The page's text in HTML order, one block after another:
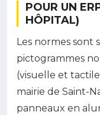
POUR UN
HÔPITAL)
Les normes sont
pictogrammes
(visuelle et
mairie de Saint-
panneaux en